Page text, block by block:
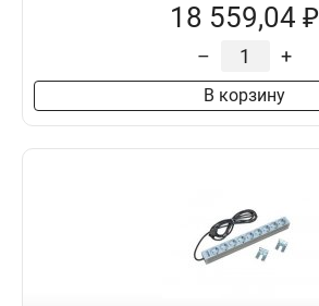
18 559,04 ₽
– +
В корзину